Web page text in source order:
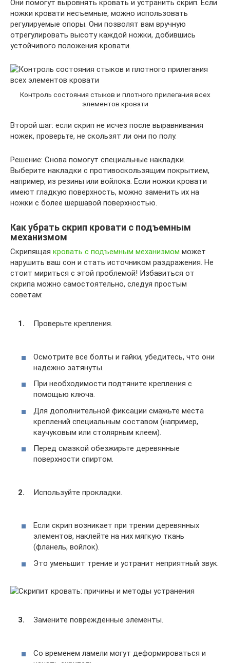
Они помогут выровнять кровать и устранить скрип. Если
ножки кровати несъемные, можно использовать
регулируемые опоры. Они позволят вам вручную
отрегулировать высоту каждой ножки, добившись
устойчивого положения кровати.
Контроль состояния стыков и плотного прилегания всех
элементов кровати
Второй шаг: если скрип не исчез после выравнивания
ножек, проверьте, не скользят ли они по полу.
Решение: Снова помогут специальные накладки.
Выберите накладки с противоскользящим покрытием,
например, из резины или войлока. Если ножки кровати
имеют гладкую поверхность, можно заменить их на
ножки с более шершавой поверхностью.
Как убрать скрип кровати с подъемным
механизмом
Скрипящая кровать с подъемным механизмом может
нарушить ваш сон и стать источником раздражения. Не
стоит мириться с этой проблемой! Избавиться от
скрипа можно самостоятельно, следуя простым
советам:
Проверьте крепления.
Осмотрите все болты и гайки, убедитесь, что они
надежно затянуты.
При необходимости подтяните крепления с
помощью ключа.
Для дополнительной фиксации смажьте места
креплений специальным составом (например,
каучуковым или столярным клеем).
Перед смазкой обезжирьте деревянные
поверхности спиртом.
Используйте прокладки.
Если скрип возникает при трении деревянных
элементов, наклейте на них мягкую ткань
(фланель, войлок).
Это уменьшит трение и устранит неприятный звук.
Замените поврежденные элементы.
Со временем ламели могут деформироваться и